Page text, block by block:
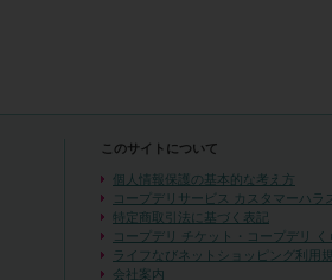
このサイトについて
個人情報保護の基本的な考え方
コープデリサービス カスタマーハラ
特定商取引法に基づく表記
コープデリ チケット・コープデリ
ライフなびネットショッピング利用
会社案内